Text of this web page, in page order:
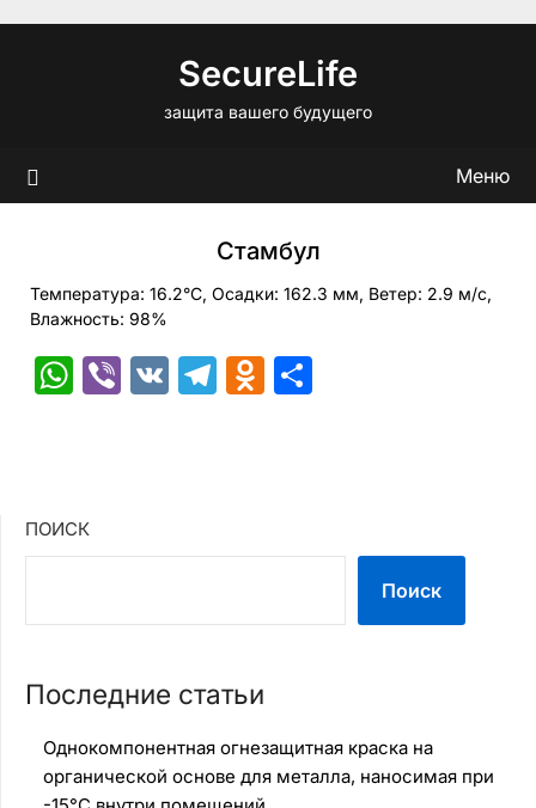
SecureLife
защита вашего будущего
Меню
Стамбул
Температура: 16.2°C, Осадки: 162.3 мм, Ветер: 2.9 м/с,
Влажность: 98%
WhatsApp
Viber
VK Telegram
Odnoklassniki
ПОИСК
Поиск
Последние статьи
Однокомпонентная огнезащитная краска на
органической основе для металла, наносимая при